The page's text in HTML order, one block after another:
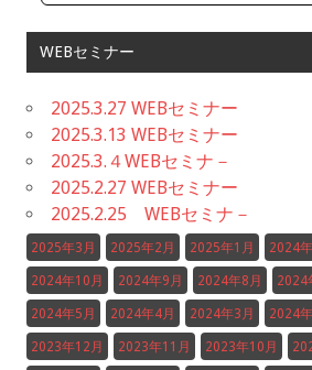
WEBセミナー
2025.3.27 WEBセミナー
2025.3.13 WEBセミナー
2025.3.４WEBセミナ－
2025.2.27 WEBセミナー
2025.2.25 WEBセミナ－
2025年3月 2025年2月 2025年1月 2024
2024年10月 2024年9月 2024年8月 2024
2024年5月 2024年4月 2024年3月 2024
2023年12月 2023年11月 2023年10月